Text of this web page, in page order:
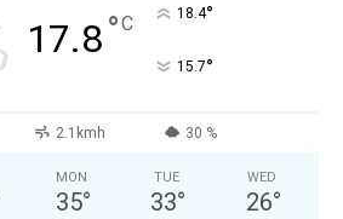
17.8°C 18.4°
15.7°
2.1kmh 30 %
MON
35°
TUE
33°
WED
26°